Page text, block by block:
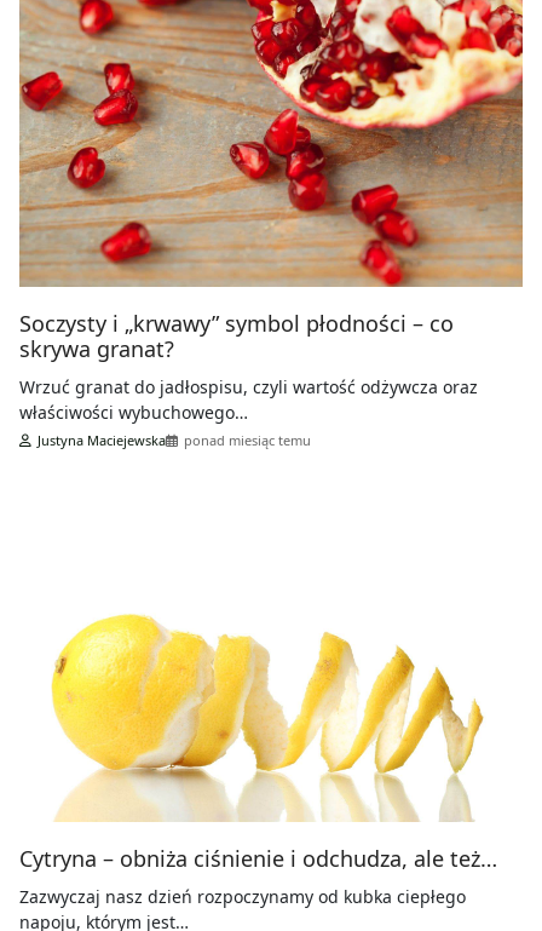
Soczysty i „krwawy” symbol płodności – co
skrywa granat?
Wrzuć granat do jadłospisu, czyli wartość odżywcza oraz
właściwości wybuchowego…
Justyna Maciejewska ponad miesiąc temu
Cytryna – obniża ciśnienie i odchudza, ale też…
Zazwyczaj nasz dzień rozpoczynamy od kubka ciepłego
napoju, którym jest…